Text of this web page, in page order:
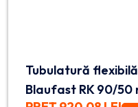
Tubulatură
Blaufast RK 90/50